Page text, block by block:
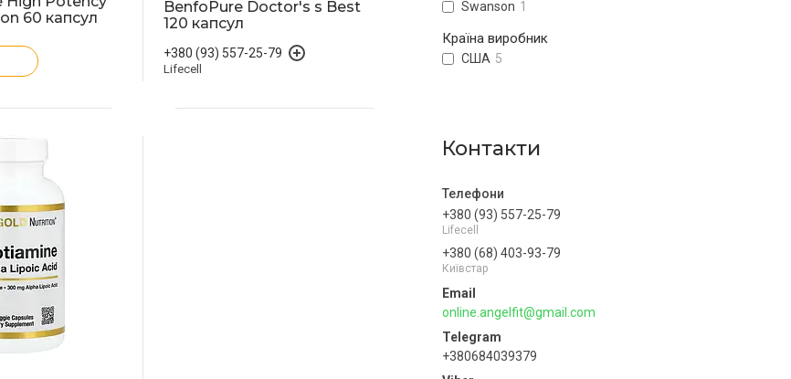
Swanson 1
Країна виробник
США 5
Контакти
+380 (93) 557-25-79
Lifecell
+380 (68) 403-93-79
Київстар
online.angelfit@gmail.com
+380684039379
60 капсул
BenfoPure Doctor's s Best
120 капсул
+380 (93) 557-25-79
Lifecell